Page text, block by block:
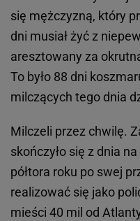
się mężczyzną, który
dni musiał żyć z
aresztowany za
To było 88 dni
milczących tego dnia
Milczeli przez chwilę.
skończyło się z dnia
półtora roku po swej
realizować się jako
mieści 40 mil od